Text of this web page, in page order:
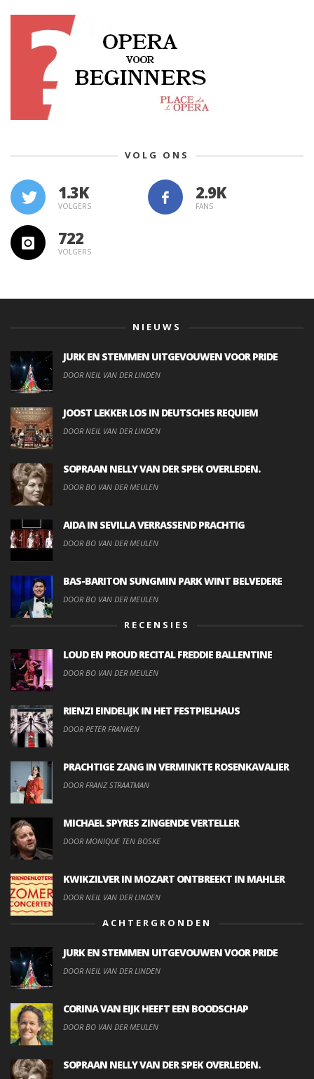
VOLG ONS
1.3K
VOLGERS FANS
722
VOLGERS
NIEUWS
JURK EN STEMMEN UITGEVOUWEN VOOR PRIDE
DOOR NEIL VAN DER LINDEN
JOOST LEKKER LOS IN DEUTSCHES REQUIEM
DOOR NEIL VAN DER LINDEN
SOPRAAN NELLY VAN DER SPEK OVERLEDEN.
DOOR BO VAN DER MEULEN
AIDA IN SEVILLA VERRASSEND PRACHTIG
DOOR BO VAN DER MEULEN
BAS-BARITON SUNGMIN PARK WINT BELVEDERE
DOOR BO VAN DER MEULEN
RECENSIES
LOUD EN PROUD RECITAL FREDDIE BALLENTINE
DOOR BO VAN DER MEULEN
RIENZI EINDELIJK IN HET FESTPIELHAUS
DOOR PETER FRANKEN
PRACHTIGE ZANG IN VERMINKTE ROSENKAVALIER
DOOR FRANZ STRAATMAN
MICHAEL SPYRES ZINGENDE VERTELLER
DOOR MONIQUE TEN BOSKE
KWIKZILVER IN MOZART ONTBREEKT IN MAHLER
DOOR NEIL VAN DER LINDEN
ACHTERGRONDEN
JURK EN STEMMEN UITGEVOUWEN VOOR PRIDE
DOOR NEIL VAN DER LINDEN
CORINA VAN EIJK HEEFT EEN BOODSCHAP
DOOR BO VAN DER MEULEN
SOPRAAN NELLY VAN DER SPEK OVERLEDEN.